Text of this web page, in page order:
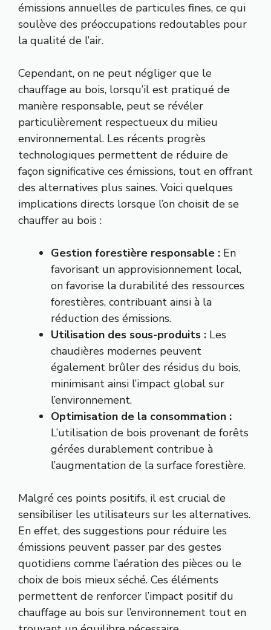
émissions annuelles de particules fines, ce qui
soulève des préoccupations redoutables pour
la qualité de l’air.
Cependant, on ne peut négliger que le
chauffage au bois, lorsqu’il est pratiqué de
manière responsable, peut se révéler
particulièrement respectueux du milieu
environnemental. Les récents progrès
technologiques permettent de réduire de
façon significative ces émissions, tout en offrant
des alternatives plus saines. Voici quelques
implications directs lorsque l’on choisit de se
chauffer au bois :
Gestion forestière responsable : En
favorisant un approvisionnement local,
on favorise la durabilité des ressources
forestières, contribuant ainsi à la
réduction des émissions.
Utilisation des sous-produits : Les
chaudières modernes peuvent
également brûler des résidus du bois,
minimisant ainsi l’impact global sur
l’environnement.
Optimisation de la consommation :
L’utilisation de bois provenant de forêts
gérées durablement contribue à
l’augmentation de la surface forestière.
Malgré ces points positifs, il est crucial de
sensibiliser les utilisateurs sur les alternatives.
En effet, des suggestions pour réduire les
émissions peuvent passer par des gestes
quotidiens comme l’aération des pièces ou le
choix de bois mieux séché. Ces éléments
permettent de renforcer l’impact positif du
chauffage au bois sur l’environnement tout en